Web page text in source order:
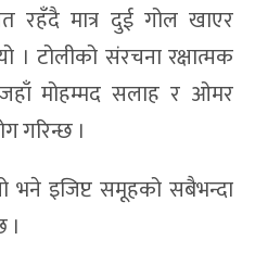
रहँदै मात्र दुई गोल खाएर
। टोलीको संरचना रक्षात्मक
मोहम्मद सलाह र ओमर
गरिन्छ ।
इजिप्ट समूहको सबैभन्दा
।